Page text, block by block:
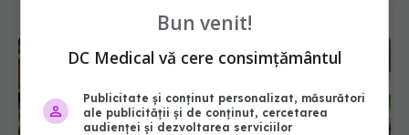
Bun venit!
DC Medical vă cere consimțământul
Publicitate și conținut personalizat, măsurători
ale publicității și de conținut, cercetarea
audienței și dezvoltarea serviciilor